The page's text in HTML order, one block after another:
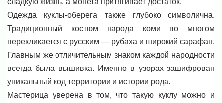
сладкую жизнь, а монета притягивает достаток.
Одежда куклы-оберега также глубоко символична.
Традиционный костюм народа коми во многом
перекликается с русским — рубаха и широкий сарафан.
Главным же отличительным знаком каждой народности
всегда была вышивка. Именно в узорах зашифрован
уникальный код территории и истории рода.
Мастерица уверена в том, что такую куклу можно и